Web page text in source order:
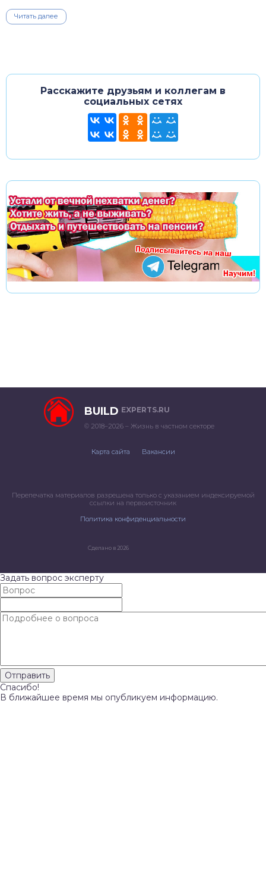
Читать далее
Расскажите друзьям и коллегам в
социальных сетях
BUILD EXPERTS.RU
© 2018–2026 – Жизнь в частном секторе
Карта сайта Вакансии
Перепечатка материалов разрешена только с указанием индексируемой
ссылки на первоисточник
Политика конфиденциальности
Сделано в 2026
Задать вопрос эксперту
Спасибо!
В ближайшее время мы опубликуем информацию.